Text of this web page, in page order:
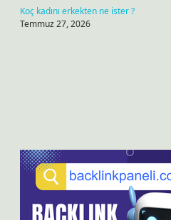
Koç kadını erkekten ne ister ?
Temmuz 27, 2026